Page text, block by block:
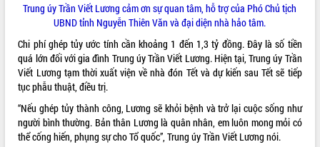
món ăn từ sầu riêng
Đắk Lắk công bố Quy hoạch và xúc
tiến đầu tư tỉnh
Ngành cá ngừ Đắk Lắk chủ động thích
ứng để giữ vững thị trường xuất khẩu
Diễn đàn Kinh tế tư nhân Việt Nam đột
phá cơ chế - Hợp tác công tư
Đề án 06 tạo bước ngoặt đột phá trong
cải cách hành chính tỉnh Đắk Lắk
Trung úy Trần Viết Lương cảm ơn sự quan tâm, hỗ trợ của Phó Chủ tịch
UBND tỉnh Nguyễn Thiên Văn và đại diện nhà hảo tâm.
Chi phí ghép tủy ước tính cần khoảng 1 đến 1,3 tỷ đồng. Đây là số tiền
quá lớn đối với gia đình Trung úy Trần Viết Lương. Hiện tại, Trung úy Trần
Viết Lương tạm thời xuất viện về nhà đón Tết và dự kiến sau Tết sẽ tiếp
tục phẫu thuật, điều trị.
“Nếu ghép tủy thành công, Lương sẽ khỏi bệnh và trở lại cuộc sống như
người bình thường. Bản thân Lương là quân nhân, em luôn mong mỏi có
thể cống hiến, phụng sự cho Tổ quốc”, Trung úy Trần Viết Lương nói.